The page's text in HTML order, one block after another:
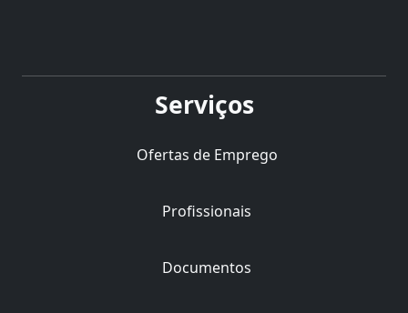
Serviços
Ofertas de Emprego
Profissionais
Documentos